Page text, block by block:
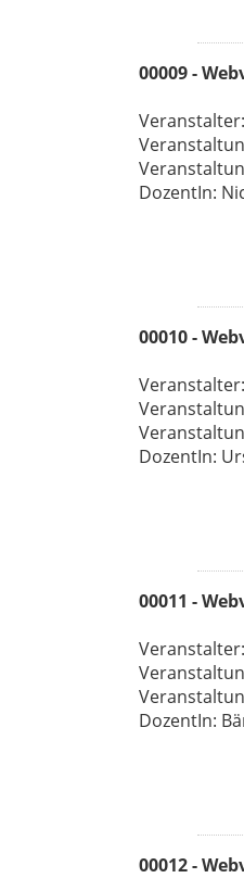
00009 -
DozentIn:
00010 -
DozentIn:
00011 -
DozentIn:
00012 -